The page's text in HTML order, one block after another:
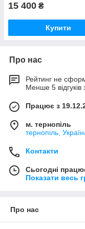
15 400 ₴
Купити
Про нас
Рейтинг не
Менше 5 відгуків
Працює з
м. тернопіль
тернопіль,
Контакти
Сьогодні
Показати весь
Про нас